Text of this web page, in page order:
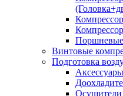
Винтовые
Подготовка
Аксессуары
Осушители